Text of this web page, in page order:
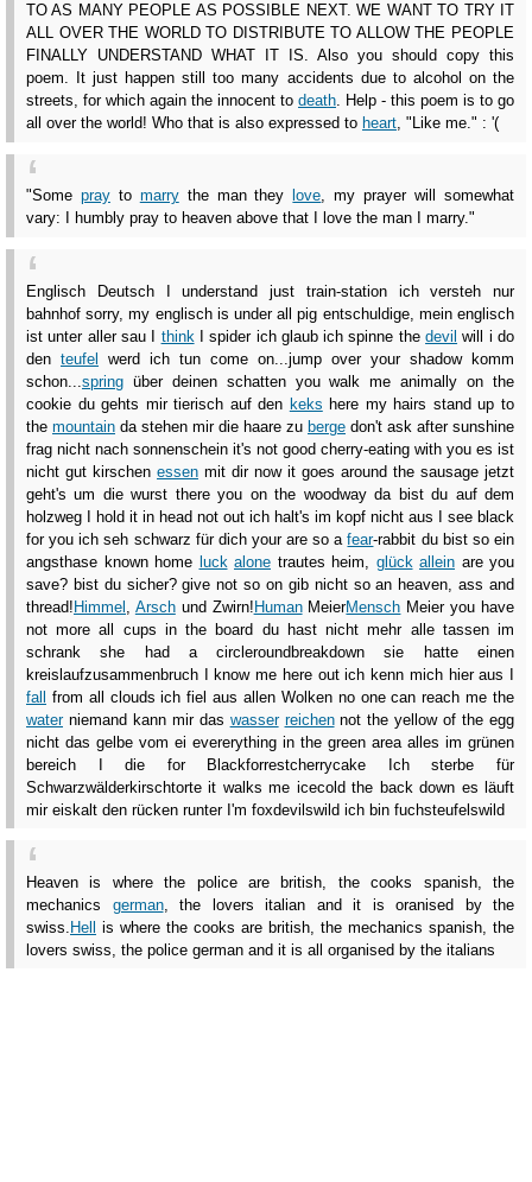
TO AS MANY PEOPLE AS POSSIBLE NEXT. WE WANT TO TRY IT
ALL OVER THE WORLD TO DISTRIBUTE TO ALLOW THE PEOPLE
FINALLY UNDERSTAND WHAT IT IS. Also you should copy this
poem. It just happen still too many accidents due to alcohol on the
streets, for which again the innocent to death. Help - this poem is to go
all over the world! Who that is also expressed to heart, "Like me." : '(
"Some prayto marrythe man they love, my prayer will somewhat
vary: I humbly pray to heaven above that I love the man I marry."
Englisch Deutsch I understand just train-station ich versteh nur
bahnhof sorry, my englisch is under all pig entschuldige, mein englisch
ist unter aller sau I think I spider ich glaub ich spinne thedevil will i do
den teufel werd ich tun come on...jump over your shadow komm
schon... spring über deinen schatten you walk me animally on the
cookie du gehts mir tierisch auf den keks here my hairs stand up to
the mountain da stehen mir die haare zu berge don't ask after sunshine
frag nicht nach sonnenschein it's not good cherry-eating with you es ist
nicht gut kirschen essen mit dir now it goes around the sausage jetzt
geht's um die wurst there you on the woodway da bist du auf dem
holzweg I hold it in head not out ich halt's im kopf nicht aus I see black
for you ich seh schwarz für dich your are so afear-rabbit du bist so ein
angsthase known home luck alone trautes heim, glück allein are you
save? bist du sicher? give not so on gib nicht so an heaven, ass and
thread!Himmel Arschund Zwirn!HumanMeierMensch Meier you have
not more all cups in the board du hast nicht mehr alle tassen im
schrank she had a circleroundbreakdown sie hatte einen
kreislaufzusammenbruch I know me here out ich kenn mich hier aus I
fall from all clouds ich fiel aus allen Wolken no one can reach me the
waterniemand kann mir das wasser reichennot the yellow of the egg
nicht das gelbe vom ei evererything in the green area alles im grünen
bereich I die for Blackforrestcherrycake Ich sterbe für
Schwarzwälderkirschtorte it walks me icecold the back down es läuft
mir eiskalt den rücken runter I'm foxdevilswild ich bin fuchsteufelswild
Heaven is where the police are british, the cooks spanish, the
mechanics german, the lovers italian and it is oranised by the
swiss. Hell
is where the cooks are british, the mechanics spanish, the
lovers swiss, the police german and it is all organised by the italians